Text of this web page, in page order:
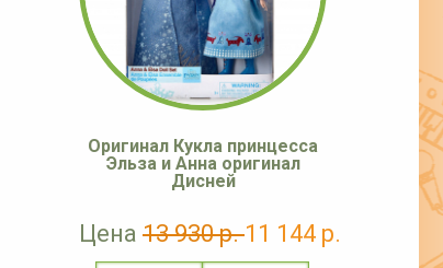
Оригинал Кукла принцесса
Эльза и Анна оригинал
Дисней
Цена 13 930 р.11 144 р.